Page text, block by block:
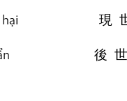
hại 現
an ẩn 後 世